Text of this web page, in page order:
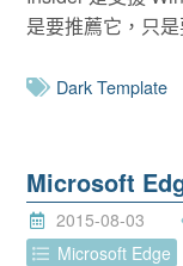
是要推薦它，只
Dark Template
Microsoft
2015-08-03
Microsoft Edge